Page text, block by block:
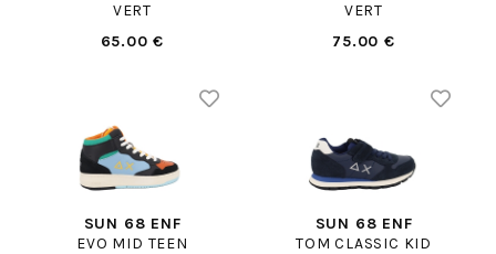
VERT
65.00 €
VERT
75.00 €
SUN 68 ENF
EVO MID TEEN
SUN 68 ENF
TOM CLASSIC KID